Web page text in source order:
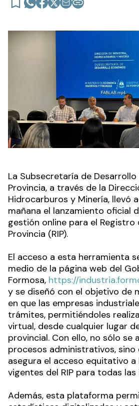
La Subsecretaría de
Provincia, a través de la
Hidrocarburos y Minería, llevó
mañana el lanzamiento oficial
gestión online para el Registro
Provincia (RIP).
El acceso a esta herramienta
medio de la página web del
Formosa, https://
y se diseñó con el objetivo de
en que las empresas
trámites, permitiéndoles
virtual, desde cualquier lugar
provincial. Con ello, no sólo se
procesos administrativos, sino
asegura el acceso equitativo a
vigentes del RIP para todas
Además, esta plataforma